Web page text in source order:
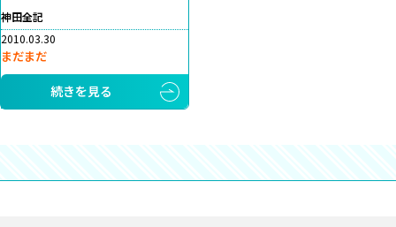
神田全記
2010.03.30
まだまだ
続きを見る